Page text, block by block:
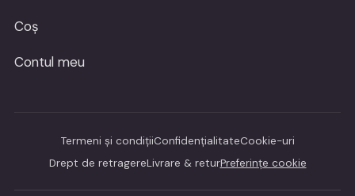
Coș
Contul meu
Termeni și condițiiConfidențialitateCookie-uri
Drept de retragereLivrare & returPreferințe cookie